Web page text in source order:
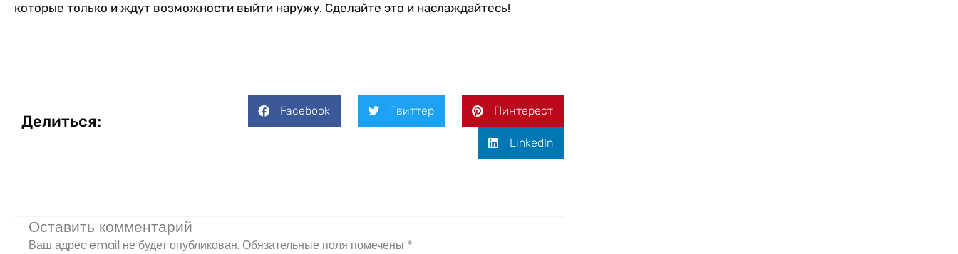
которые только и ждут возможности выйти наружу. Сделайте это и наслаждайтесь!
Делиться:
Facebook Твиттер Пинтерест
LinkedIn
Оставить комментарий
Ваш адрес email не будет опубликован. Обязательные поля помечены *